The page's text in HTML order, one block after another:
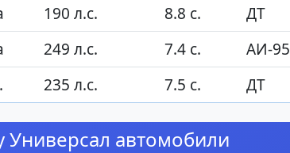
190 л.с. 8.8 с. ДТ
249 л.с. 7.4 с. АИ-95
235 л.с. 7.5 с. ДТ
Универсал автомобили